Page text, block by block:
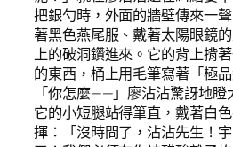
把銀勺時，外面的牆壁傳來一
著黑色燕尾服、戴著太陽眼鏡
上的破洞鑽進來。它的背上揹
的東西，桶上用毛筆寫著「極
「你怎麼——」廖沾沾驚訝地
它的小短腿站得筆直，戴著白
揮：「沒時間了，沾沾先生！